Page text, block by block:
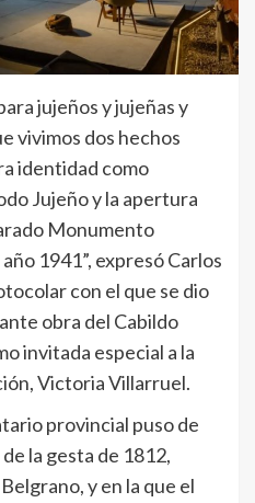
jujeños y jujeñas y
vivimos dos hechos
identidad como
Jujeño y la apertura
Monumento
1941”, expresó Carlos
con el que se dio
obra del Cabildo
invitada especial a la
Victoria Villarruel.
provincial puso de
la gesta de 1812,
y en la que el